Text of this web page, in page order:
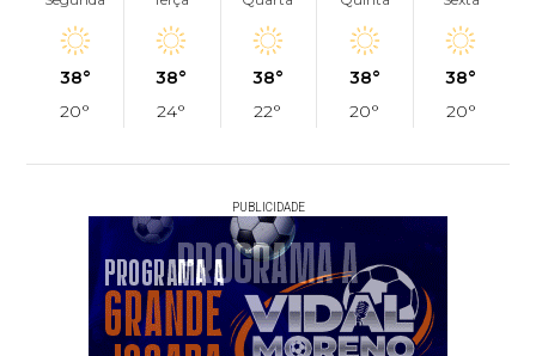
38°
20°
38°
24°
38°
22°
38°
20°
38°
20°
PUBLICIDADE